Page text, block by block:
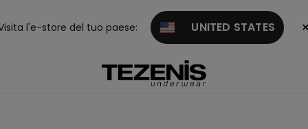
l'e-store del tuo paese: UNITED STATES ×